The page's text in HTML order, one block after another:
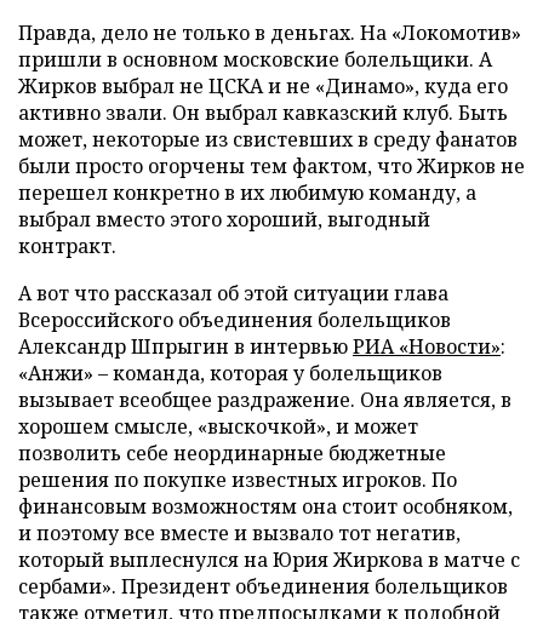
Правда, дело не только в деньгах. На «Локомотив»
пришли в основном московские болельщики. А
Жирков выбрал не ЦСКА и не «Динамо», куда его
активно звали. Он выбрал кавказский клуб. Быть
может, некоторые из свистевших в среду фанатов
были просто огорчены тем фактом, что Жирков не
перешел конкретно в их любимую команду, а
выбрал вместо этого хороший, выгодный
контракт.
А вот что рассказал об этой ситуации глава
Всероссийского объединения болельщиков
Александр Шпрыгин в интервьюРИА «Новости»:
«Анжи» –команда, которая у болельщиков
вызывает всеобщее раздражение. Она является, в
хорошем смысле, «выскочкой», и может
позволить себе неординарные бюджетные
решения по покупке известных игроков. По
финансовым возможностям она стоит особняком,
и поэтому все вместе и вызвало тот негатив,
который выплеснулся на Юрия Жиркова в матче с
сербами». Президент объединения болельщиков
также отметил, что предпосылками к подобной